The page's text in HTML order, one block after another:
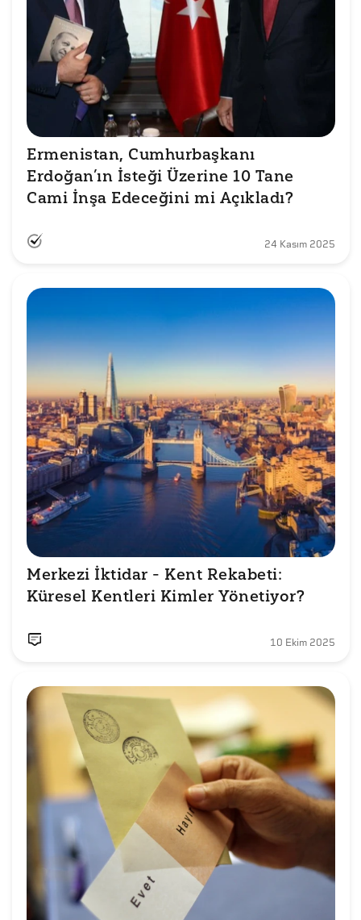
Ermenistan, Cumhurbaşkanı
Erdoğan’ın İsteği Üzerine 10 Tane
Cami İnşa Edeceğini mi Açıkladı?
24 Kasım 2025
Merkezi İktidar - Kent Rekabeti:
Küresel Kentleri Kimler Yönetiyor?
10 Ekim 2025